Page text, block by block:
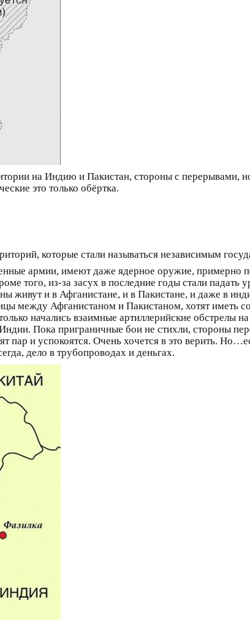
на Индию и Пакистан, стороны с перерывами,
это только обёртка.
которые стали называться независимым
армии, имеют даже ядерное оружие, примерно
того, из-за засух в последние годы стали падать
живут и в Афганистане, и в Пакистане, и даже в
между Афганистаном и Пакистаном, хотят иметь
начались взаимные артиллерийские обстрелы
Пока приграничные бои не стихли, стороны
пар и успокоятся. Очень хочется в это верить.
дело в трубопроводах и деньгах.